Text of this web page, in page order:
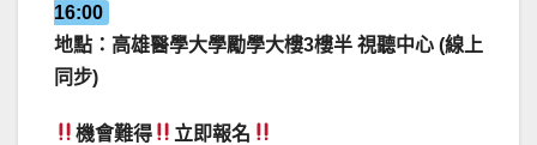
16:00
地點：高雄醫學大學勵學大樓3樓半 視聽中心 (線上
同步)
機會難得
立即報名